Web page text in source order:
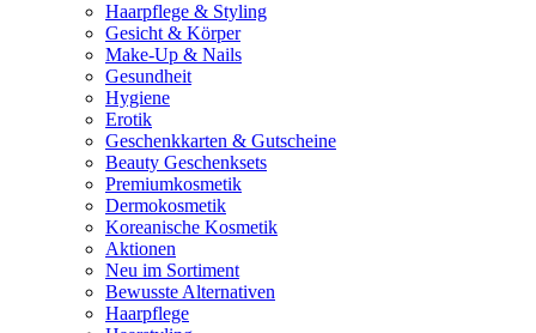
Haarpflege & Styling
Gesicht & Körper
Make-Up & Nails
Gesundheit
Hygiene
Erotik
Geschenkkarten & Gutscheine
Beauty Geschenksets
Premiumkosmetik
Dermokosmetik
Koreanische Kosmetik
Aktionen
Neu im Sortiment
Bewusste Alternativen
Haarpflege